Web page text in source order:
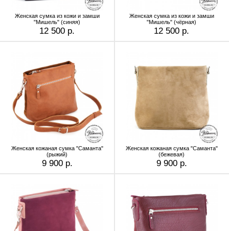
Женская сумка из кожи и замши
"Мишель" (синяя)
12 500 р.
Женская сумка из кожи и замши
"Мишель" (чёрная)
12 500 р.
Женская кожаная сумка "Саманта"
(рыжий)
9 900 р.
Женская кожаная сумка "Саманта"
(бежевая)
9 900 р.